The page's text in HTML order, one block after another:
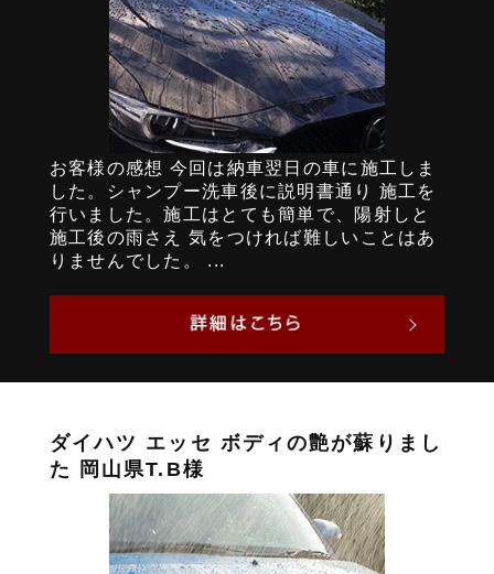
お客様の感想 今回は納車翌日の車に施工しま
した。シャンプー洗車後に説明書通り 施工を
行いました。施工はとても簡単で、陽射しと
施工後の雨さえ 気をつければ難しいことはあ
りませんでした。 ...
ダイハツ エッセ ボディの艶が蘇りまし
た 岡山県T.B様